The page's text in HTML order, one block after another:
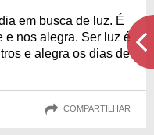
em busca de luz. É
e nos alegra. Ser luz é
e alegra os dias de
COMPARTILHAR